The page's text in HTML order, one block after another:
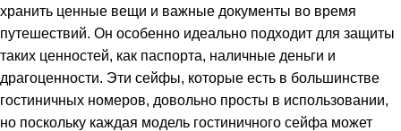
хранить ценные вещи и важные документы во время
путешествий. Он особенно идеально подходит для защиты
таких ценностей, как паспорта, наличные деньги и
драгоценности. Эти сейфы, которые есть в большинстве
гостиничных номеров, довольно просты в использовании,
но поскольку каждая модель гостиничного сейфа может